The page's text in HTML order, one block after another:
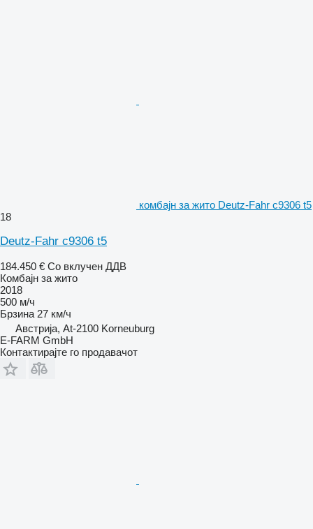
комбајн за жито Deutz-Fahr c9306 t5
18
Deutz-Fahr c9306 t5
184.450 € Со вклучен ДДВ
Комбајн за жито
2018
500 м/ч
Брзина 27 км/ч
Австрија, At-2100 Korneuburg
E-FARM GmbH
Контактирајте го продавачот